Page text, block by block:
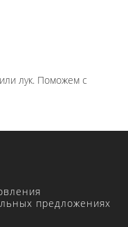
лук. Поможем с
предложениях